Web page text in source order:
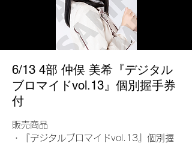
6/13 4部 仲俣 美希『デジタル
ブロマイドvol.13』個別握手券
付
販売商品
・『デジタルブロマイドvol.13』個別握